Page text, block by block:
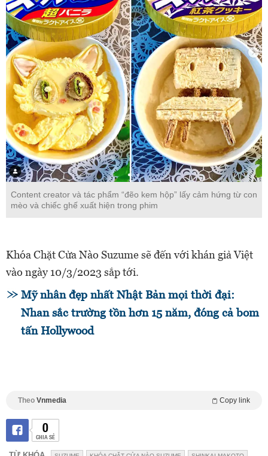
Content creator và tác phẩm “đẽo kem hộp” lấy cảm hứng từ con
mèo và chiếc ghế xuất hiện trong phim
Khóa Chặt Cửa Nào Suzume sẽ đến với khán giả Việt
vào ngày 10/3/2023 sắp tới.
Mỹ nhân đẹp nhất Nhật Bản mọi thời đại:
Nhan sắc trường tồn hơn 15 năm, đóng cả bom
tấn Hollywood
Theo Vnmedia Copy link
0
CHIA SẺ